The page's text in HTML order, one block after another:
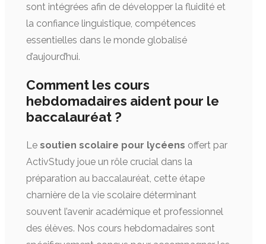
sont intégrées afin de développer la fluidité et
la confiance linguistique, compétences
essentielles dans le monde globalisé
d’aujourd’hui.
Comment les cours
hebdomadaires aident pour le
baccalauréat ?
Le soutien scolaire pour lycéens offert par
ActivStudy joue un rôle crucial dans la
préparation au baccalauréat, cette étape
charnière de la vie scolaire déterminant
souvent l’avenir académique et professionnel
des élèves. Nos cours hebdomadaires sont